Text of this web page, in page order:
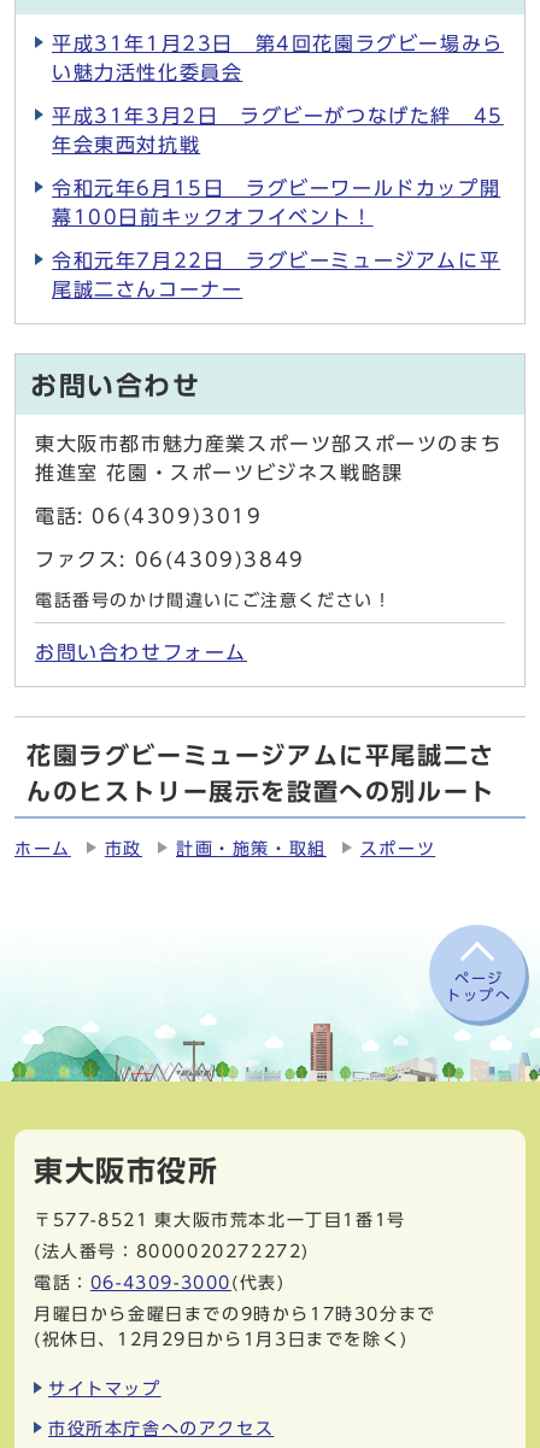
平成31年1月23日 第4回花園ラグビー場みら
い魅力活性化委員会
平成31年3月2日 ラグビーがつなげた絆 45
年会東西対抗戦
令和元年6月15日 ラグビーワールドカップ開
幕100日前キックオフイベント！
令和元年7月22日 ラグビーミュージアムに平
尾誠二さんコーナー
お問い合わせ
東大阪市都市魅力産業スポーツ部スポーツのまち
推進室 花園・スポーツビジネス戦略課
電話: 06(4309)3019
ファクス: 06(4309)3849
電話番号のかけ間違いにご注意ください！
お問い合わせフォーム
花園ラグビーミュージアムに平尾誠二さ
んのヒストリー展示を設置への別ルート
ホーム 市政 計画・施策・取組 スポーツ
ページ
トップへ
東大阪市役所
〒577-8521
東大阪市荒本北一丁目1番1号
(法人番号：8000020272272)
電話： 06-4309-3000 (代表)
月曜日から金曜日までの9時から17時30分まで
(祝休日、12月29日から1月3日までを除く)
サイトマップ
市役所本庁舎へのアクセス